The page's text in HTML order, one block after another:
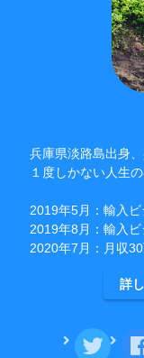
兵庫県淡路島出身
１度しかない人生
2019年5月：輸入ビ
2019年8月：輸入ビ
2020年7月：月収
詳